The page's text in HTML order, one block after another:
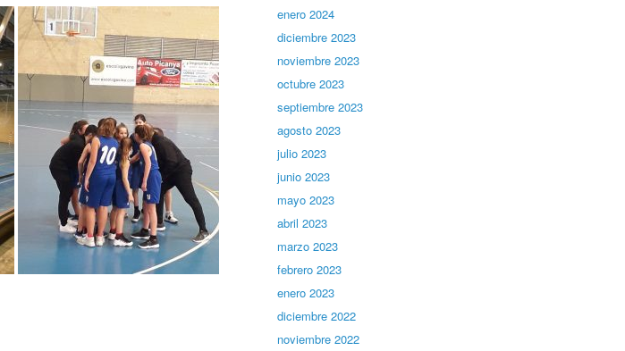
enero 2024
diciembre 2023
noviembre 2023
octubre 2023
septiembre 2023
agosto 2023
julio 2023
junio 2023
mayo 2023
abril 2023
marzo 2023
febrero 2023
enero 2023
diciembre 2022
noviembre 2022